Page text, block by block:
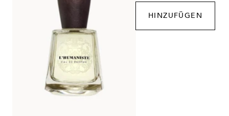
1-2 Werktage
Kostenlos ab 250€ Warenwert
Lieferungen in die Schweiz erfolgen ohne MwSt. - beachten
Sie bitte die abweichenden Bedingungen. Für den Versand ins
Ausland gelten andere Versandkosten.
HINZUFÜGEN